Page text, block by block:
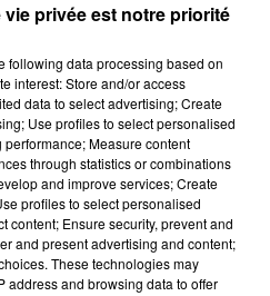
privée est notre priorité
following data processing based on
interest: Store and/or access
data to select advertising; Create
Use profiles to select personalised
Measure content
through statistics or combinations
and improve services; Create
profiles to select personalised
content; Ensure security, prevent and
and present advertising and content;
These technologies may
address and browsing data to offer